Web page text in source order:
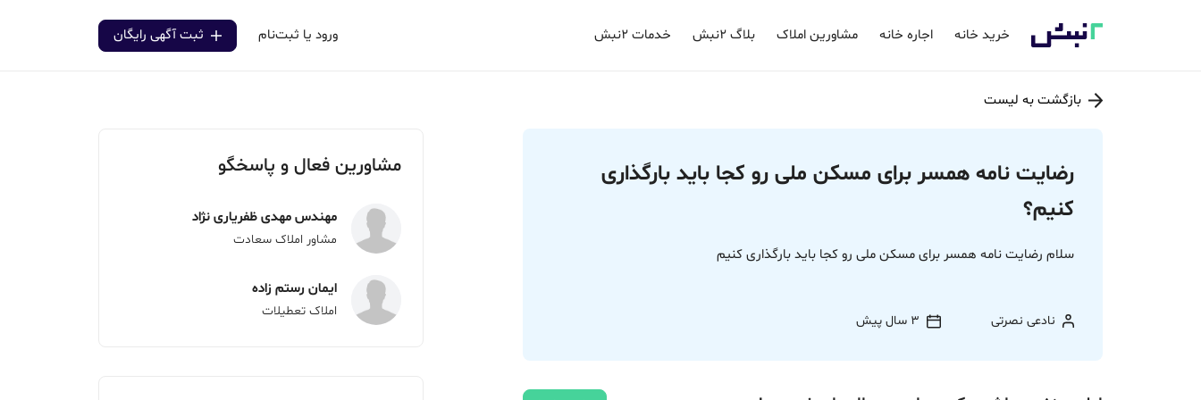
خرید خانه اجاره خانه مشاورین املاک بلاگ ۲نبش خدمات ۲نبش ورود یا ثبت‌نام ثبت آگهی رایگان
بازگشت به لیست
رضایت نامه همسر برای مسکن ملی رو کجا باید بارگذاری
کنیم؟
سلام رضایت نامه همسر برای مسکن ملی رو کجا باید بارگذاری کنیم
نادعی نصرتی 3 سال پیش
مشاورین فعال و پاسخگو
مهندس مهدی ظفریاری نژاد
مشاور املاک سعادت
ایمان رستم زاده
املاک تعطیلات